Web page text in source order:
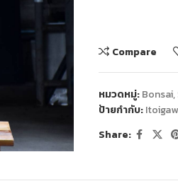
Compare
หมวดหมู่:Bonsai,
ป้ายกำกับ:
Share: